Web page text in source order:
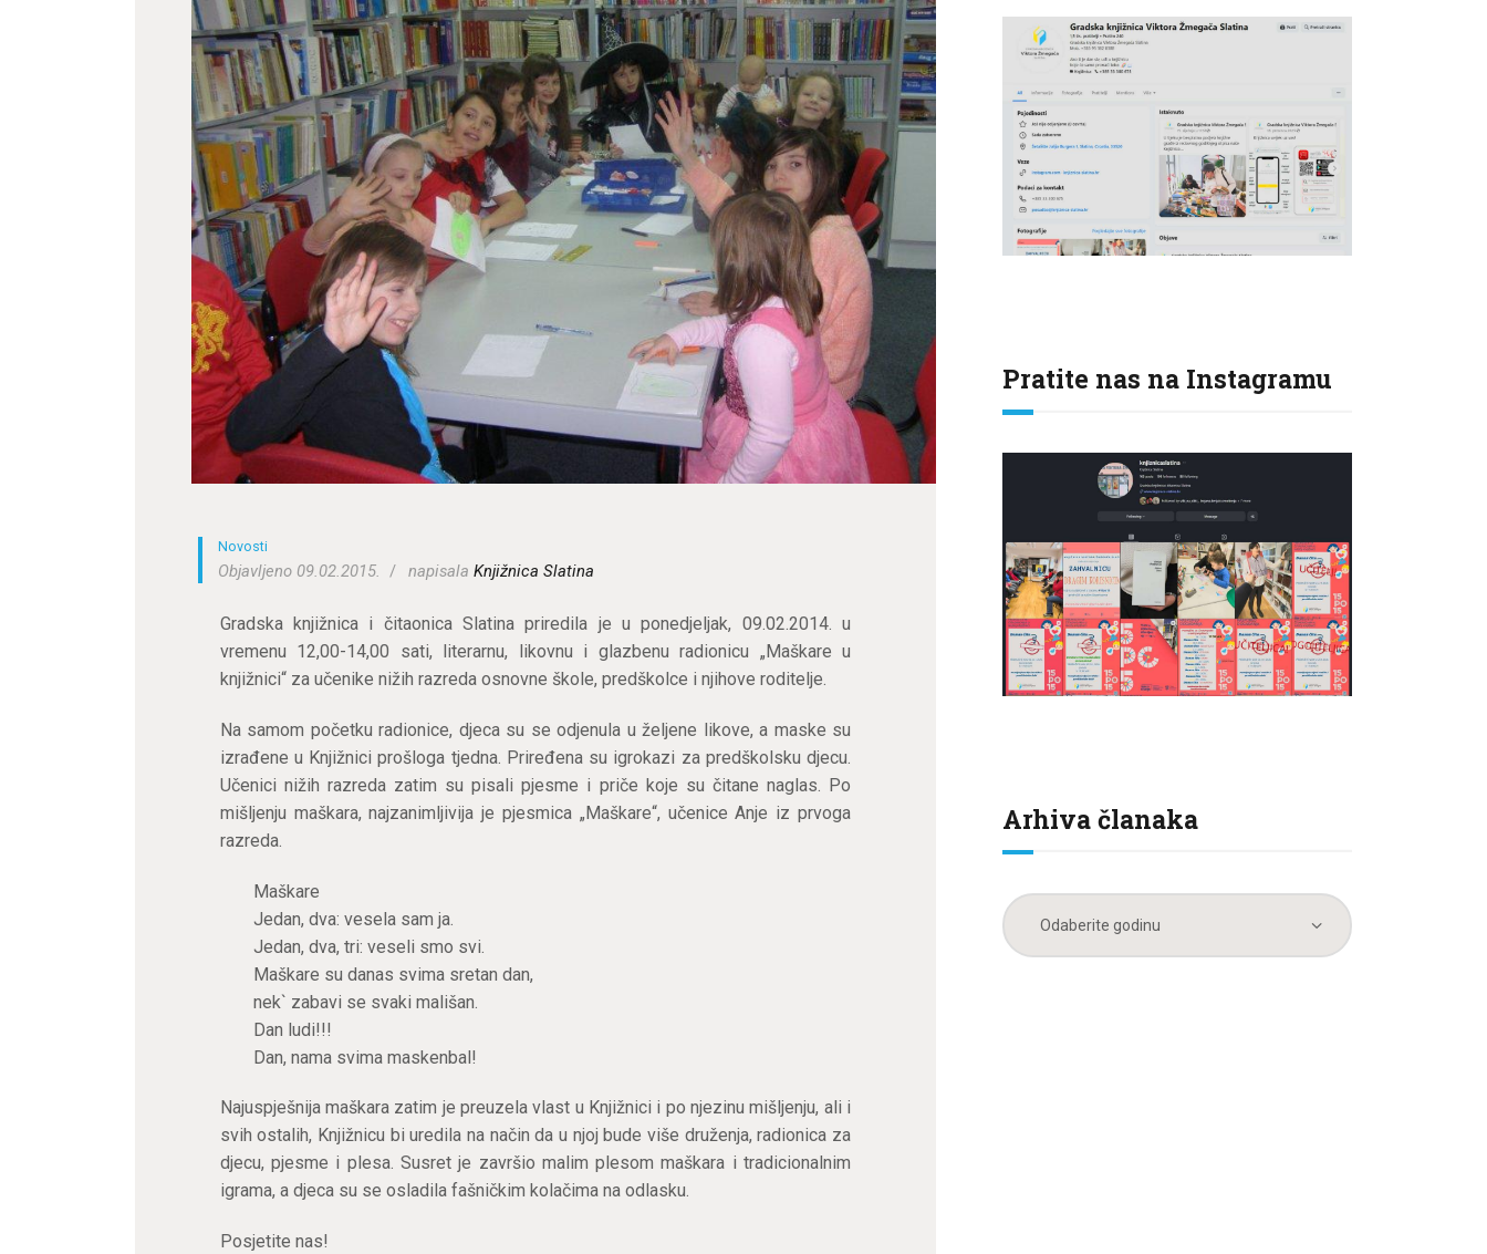
DOKUMENTI
KONTAKT
Novosti
Objavljeno 09.02.2015. napisalaKnjižnica Slatina
Gradska knjižnica i čitaonica Slatina priredila je u ponedjeljak, 09.02.2014. u
vremenu 12,00-14,00 sati, literarnu, likovnu i glazbenu radionicu „Maškare u
knjižnici“ za učenike nižih razreda osnovne škole, predškolce i njihove roditelje.
Na samom početku radionice, djeca su se odjenula u željene likove, a maske su
izrađene u Knjižnici prošloga tjedna. Priređena su igrokazi za predškolsku djecu.
Učenici nižih razreda zatim su pisali pjesme i priče koje su čitane naglas. Po
mišljenju maškara, najzanimljivija je pjesmica „Maškare“, učenice Anje iz prvoga
razreda.
Maškare
Jedan, dva: vesela sam ja.
Jedan, dva, tri: veseli smo svi.
Maškare su danas svima sretan dan,
nek` zabavi se svaki mališan.
Dan ludi!!!
Dan, nama svima maskenbal!
Najuspješnija maškara zatim je preuzela vlast u Knjižnici i po njezinu mišljenju, ali i
svih ostalih, Knjižnicu bi uredila na način da u njoj bude više druženja, radionica za
djecu, pjesme i plesa. Susret je završio malim plesom maškara i tradicionalnim
igrama, a djeca su se osladila fašničkim kolačima na odlasku.
Posjetite nas!
Pratite nas na Instagramu
Arhiva članaka